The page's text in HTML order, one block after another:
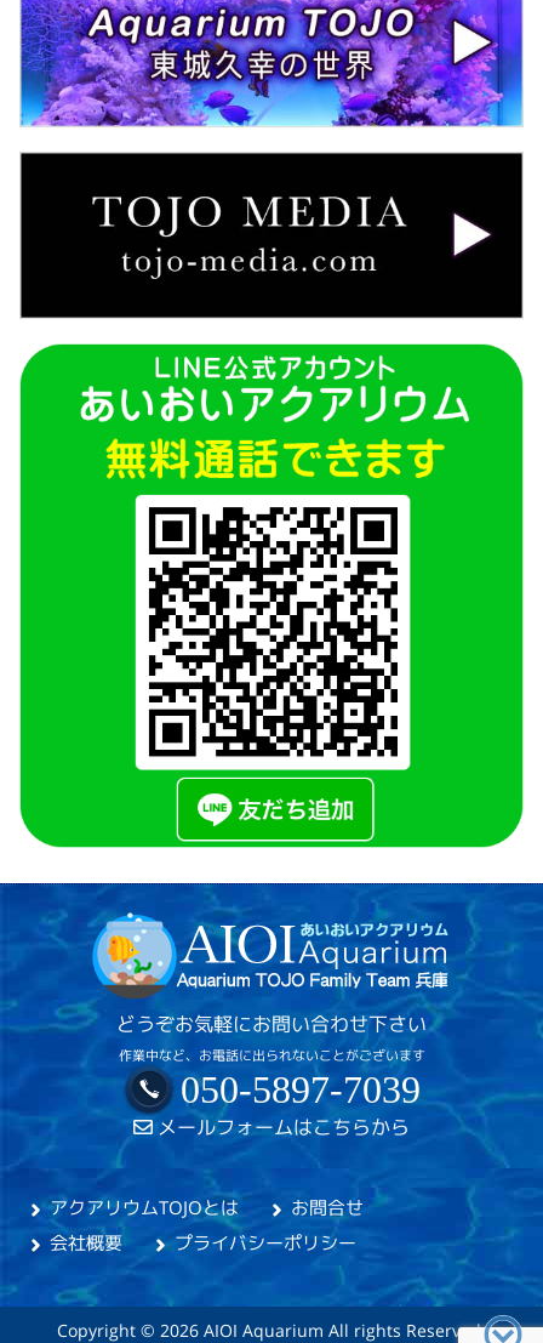
どうぞお気軽にお問い合わせ下さい
作業中など、お電話に出られないことがございます
050-5897-7039
メールフォームはこちらから
アクアリウムTOJOとは
お問合せ
会社概要
プライバシーポリシー
Copyright © 2026 AIOI Aquarium All rights Reserved.